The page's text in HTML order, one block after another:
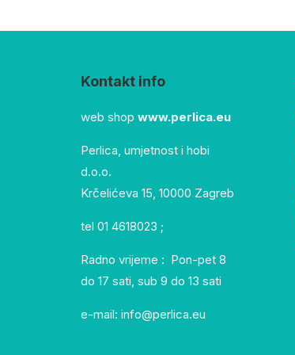
Kontakt info
web shop www.perlica.eu
Perlica, umjetnost i hobi
d.o.o.
Krčelićeva 15, 10000 Zagreb
tel 01 4618023 ;
Radno vrijeme : Pon-pet 8
do 17 sati, sub 9 do 13 sati
e-mail: info@perlica.eu